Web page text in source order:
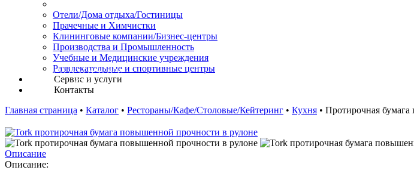
Отели/Дома отдыха/Гостиницы
Прачечные и Химчистки
Клининговые компании/Бизнес-центры
Производства и Промышленность
Учебные и Медицинские учреждения
Развлекательные и спортивные центры
Сервис и услуги
Контакты
Главная страница • Каталог • Рестораны/Кафе/Столовые/Кейтеринг • Кухня • Протирочная
Описание
Описание: